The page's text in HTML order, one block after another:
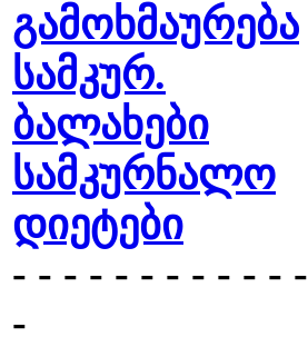
გამოხმაურება
სამკურ.
ბალახები
სამკურნალო
დიეტები
- - - - - - - - - - - -
-